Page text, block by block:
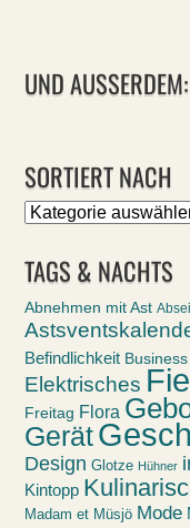
UND AUSSERDEM:
SORTIERT NACH
Sortiert
TAGS & NACHTS
Abnehmen mit Ast
Befindlichkeit Business
Elektrisches
Freitag Flora
Gerät
Design Glotze Hühner
Kintopp
Madam et Müsjö Mode